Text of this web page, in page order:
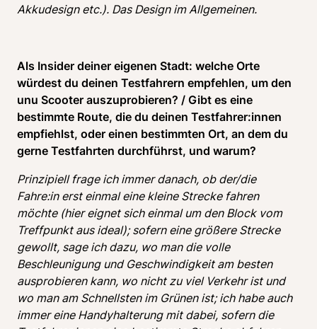
Akkudesign etc.). Das Design im Allgemeinen.
Als Insider deiner eigenen Stadt: welche Orte
würdest du deinen Testfahrern empfehlen, um den
unu Scooter auszuprobieren? / Gibt es eine
bestimmte Route, die du deinen Testfahrer:innen
empfiehlst, oder einen bestimmten Ort, an dem du
gerne Testfahrten durchführst, und warum?
Prinzipiell frage ich immer danach, ob der/die
Fahre:in erst einmal eine kleine Strecke fahren
möchte (hier eignet sich einmal um den Block vom
Treffpunkt aus ideal); sofern eine größere Strecke
gewollt, sage ich dazu, wo man die volle
Beschleunigung und Geschwindigkeit am besten
ausprobieren kann, wo nicht zu viel Verkehr ist und
wo man am Schnellsten im Grünen ist; ich habe auch
immer eine Handyhalterung mit dabei, sofern die